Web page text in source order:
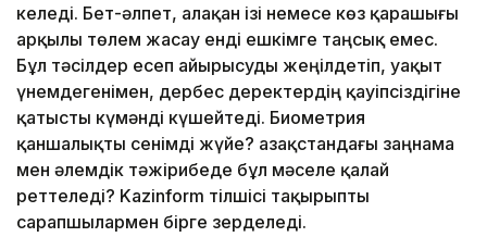
келеді. Бет-әлпет, алақан ізі немесе көз қарашығы
арқылы төлем жасау енді ешкімге таңсық емес.
Бұл тәсілдер есеп айырысуды жеңілдетіп, уақыт
үнемдегенімен, дербес деректердің қауіпсіздігіне
қатысты күмәнді күшейтеді. Биометрия
қаншалықты сенімді жүйе? Қазақстандағы заңнама
мен әлемдік тәжірибеде бұл мәселе қалай
реттеледі? Kazinform тілшісі тақырыпты
сарапшылармен бірге зерделеді.